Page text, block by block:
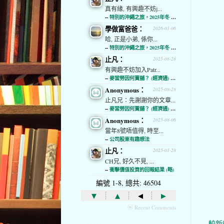
真有緣, 有興趣不妨j...
-- 特別的沖繩之旅，2025年冬 (經濟通)
2026-01-06
學做富爸爸：
哈, 正是小弟, 係你...
-- 特別的沖繩之旅，2025年冬 (經濟通)
2025-08-28
止凡：
有興趣不妨加入Patr...
-- 麥當勞因何賣舖？ (經濟通) (略)
2025-08-28
Anonymous：
止凡兄：先謝謝你的文章...
-- 麥當勞因何賣舖？ (經濟通) (略)
2025-08-06
Anonymous：
當年8號唔值得, 時至...
-- 公司股東有趣想法
2025-01-28
止凡：
CH兄, 好久不見, ...
-- 衝擊價值投資的回報結果 (略)
編號 1-8, 總共: 46504
▾ ▴ ◂ ▸
ⓦ Recent Comments